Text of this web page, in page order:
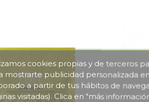
cookies propias y de terceros
mostrarte publicidad personalizada
a partir de tus hábitos de
visitadas). Clica en "más